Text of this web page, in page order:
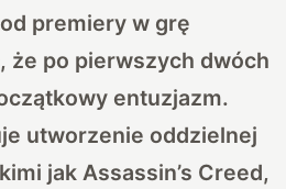
premiery w grę
że po pierwszych dwóch
entuzjazm.
utworzenie oddzielnej
jak Assassin’s Creed,